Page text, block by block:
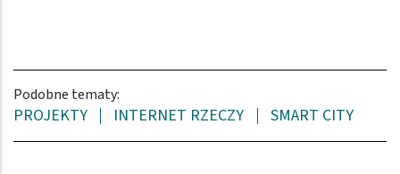
Podobne tematy:
PROJEKTY INTERNET RZECZY SMART CITY